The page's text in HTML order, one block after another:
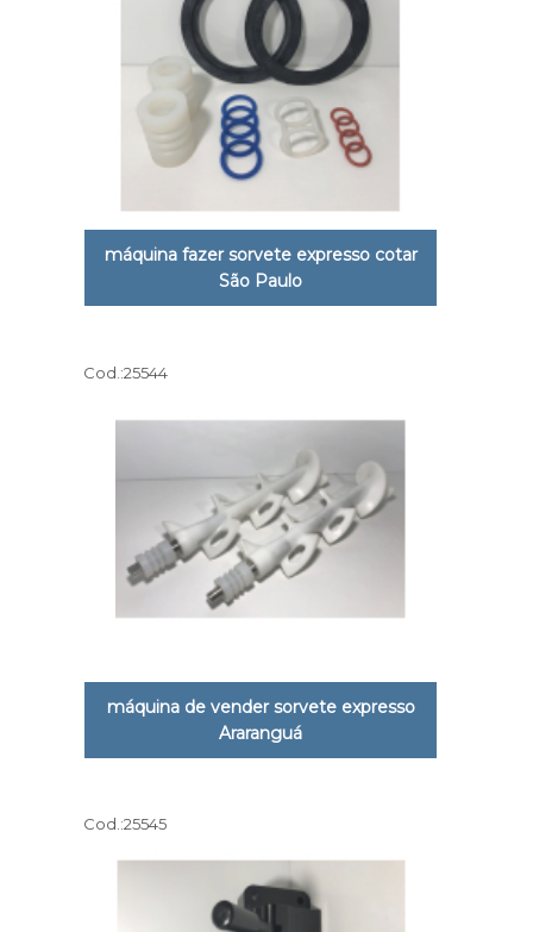
máquina fazer sorvete expresso cotar
São Paulo
Cod.:25544
máquina de vender sorvete expresso
Araranguá
Cod.:25545